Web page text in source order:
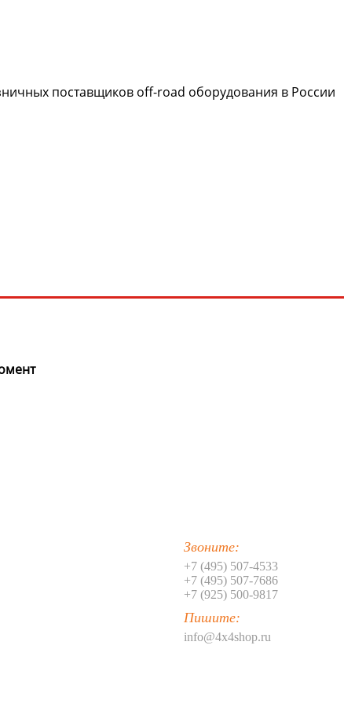
поставщиков off-road оборудования в России
Звоните:
+7 (495) 507-4533
+7 (495) 507-7686
+7 (925) 500-9817
Пишите:
info@4x4shop.ru